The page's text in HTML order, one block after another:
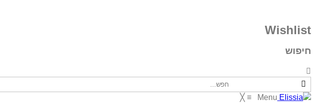
Wishlist
חיפוש
Menu
≡
╳